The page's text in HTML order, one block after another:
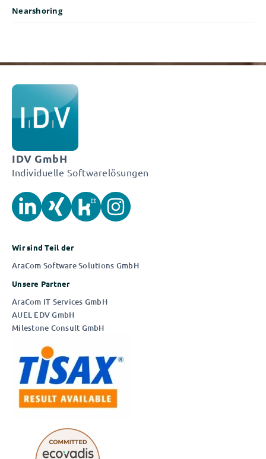
Die IDV München
AUSZUG AUS UNSEREN News
Nearshoring
IDV GmbH
Individuelle Softwarelösungen
Wir sind Teil der
AraCom Software Solutions GmbH
Unsere Partner
AraCom IT Services GmbH
AUEL EDV GmbH
Milestone Consult GmbH